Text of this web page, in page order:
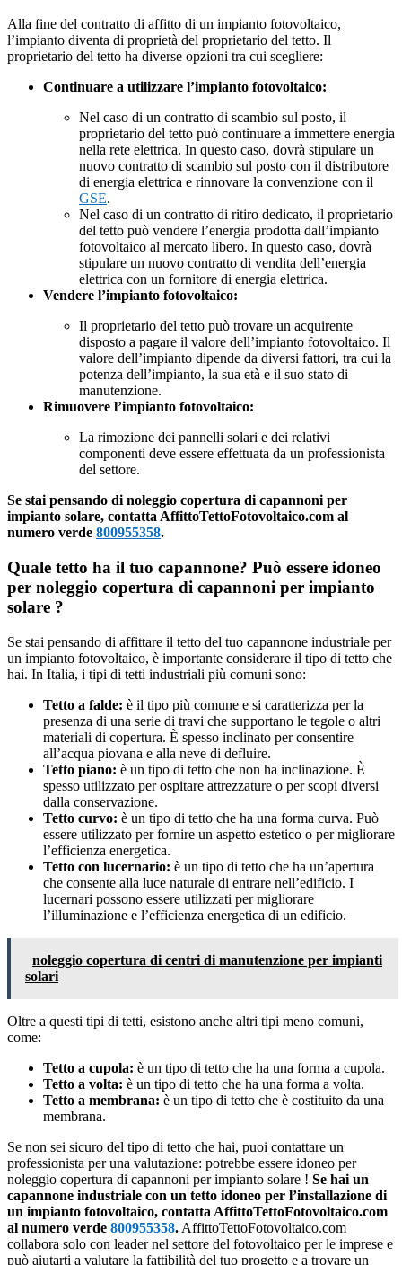
Alla fine del contratto di affitto di un impianto fotovoltaico,
l’impianto diventa di proprietà del proprietario del tetto. Il
proprietario del tetto ha diverse opzioni tra cui scegliere:
Continuare a utilizzare l’impianto fotovoltaico:
Nel caso di un contratto di scambio sul posto, il
proprietario del tetto può continuare a immettere energia
nella rete elettrica. In questo caso, dovrà stipulare un
nuovo contratto di scambio sul posto con il distributore
di energia elettrica e rinnovare la convenzione con il
GSE.
Nel caso di un contratto di ritiro dedicato, il proprietario
del tetto può vendere l’energia prodotta dall’impianto
fotovoltaico al mercato libero. In questo caso, dovrà
stipulare un nuovo contratto di vendita dell’energia
elettrica con un fornitore di energia elettrica.
Vendere l’impianto fotovoltaico:
Il proprietario del tetto può trovare un acquirente
disposto a pagare il valore dell’impianto fotovoltaico. Il
valore dell’impianto dipende da diversi fattori, tra cui la
potenza dell’impianto, la sua età e il suo stato di
manutenzione.
Rimuovere l’impianto fotovoltaico:
La rimozione dei pannelli solari e dei relativi
componenti deve essere effettuata da un professionista
del settore.
Se stai pensando di noleggio copertura di capannoni per
impianto solare, contatta AffittoTettoFotovoltaico.com al
numero verde 800955358.
Quale tetto ha il tuo capannone? Può essere idoneo
per noleggio copertura di capannoni per impianto
solare ?
Se stai pensando di affittare il tetto del tuo capannone industriale per
un impianto fotovoltaico, è importante considerare il tipo di tetto che
hai. In Italia, i tipi di tetti industriali più comuni sono:
Tetto a falde: è il tipo più comune e si caratterizza per la
presenza di una serie di travi che supportano le tegole o altri
materiali di copertura. È spesso inclinato per consentire
all’acqua piovana e alla neve di defluire.
Tetto piano: è un tipo di tetto che non ha inclinazione. È
spesso utilizzato per ospitare attrezzature o per scopi diversi
dalla conservazione.
Tetto curvo: è un tipo di tetto che ha una forma curva. Può
essere utilizzato per fornire un aspetto estetico o per migliorare
l’efficienza energetica.
Tetto con lucernario: è un tipo di tetto che ha un’apertura
che consente alla luce naturale di entrare nell’edificio. I
lucernari possono essere utilizzati per migliorare
l’illuminazione e l’efficienza energetica di un edificio.
noleggio copertura di centri di manutenzione per impianti
solari
Oltre a questi tipi di tetti, esistono anche altri tipi meno comuni,
come:
Tetto a cupola: è un tipo di tetto che ha una forma a cupola.
Tetto a volta: è un tipo di tetto che ha una forma a volta.
Tetto a membrana: è un tipo di tetto che è costituito da una
membrana.
Se non sei sicuro del tipo di tetto che hai, puoi contattare un
professionista per una valutazione: potrebbe essere idoneo per
noleggio copertura di capannoni per impianto solare ! Se hai un
capannone industriale con un tetto idoneo per l’installazione di
un impianto fotovoltaico, contatta AffittoTettoFotovoltaico.com
al numero verde 800955358. AffittoTettoFotovoltaico.com
collabora solo con leader nel settore del fotovoltaico per le imprese e
può aiutarti a valutare la fattibilità del tuo progetto e a trovare un